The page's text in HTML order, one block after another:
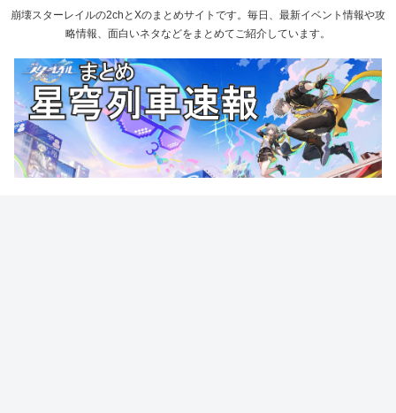
崩壊スターレイルの2chとXのまとめサイトです。毎日、最新イベント情報や攻
略情報、面白いネタなどをまとめてご紹介しています。